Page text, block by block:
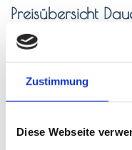
Zustimmung
Diese Webseite
Preisübersicht
Posten
Grundstücke ab